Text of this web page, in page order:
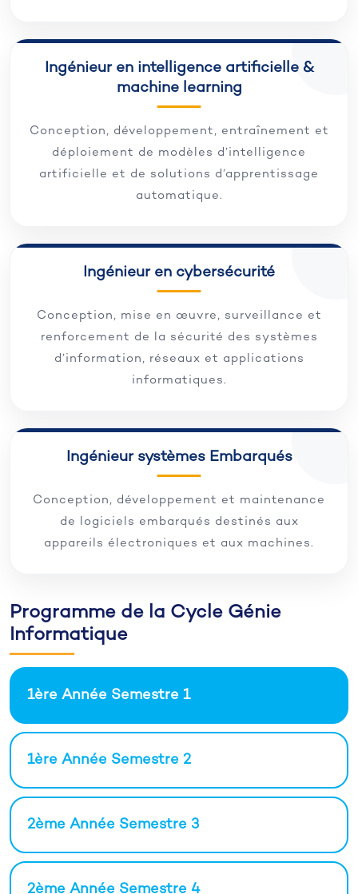
Ingénieur en intelligence artificielle &
machine learning
Conception, développement, entraînement et
déploiement de modèles d’intelligence
artificielle et de solutions d’apprentissage
automatique.
Ingénieur en cybersécurité
Conception, mise en œuvre, surveillance et
renforcement de la sécurité des systèmes
d’information, réseaux et applications
informatiques.
Ingénieur systèmes Embarqués
Conception, développement et maintenance
de logiciels embarqués destinés aux
appareils électroniques et aux machines.
Programme de la Cycle Génie
Informatique
1ère Année Semestre 1
1ère Année Semestre 2
2ème Année Semestre 3
2ème Année Semestre 4